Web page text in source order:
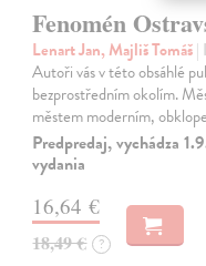
Fenomén
Lenart Jan, Majliš Tomáš|
Autoři vás v této obsáhlé
bezprostředním okolím.
městem moderním,
Predpredaj, vychádza
vydania
16,64 €
18,49 € ?